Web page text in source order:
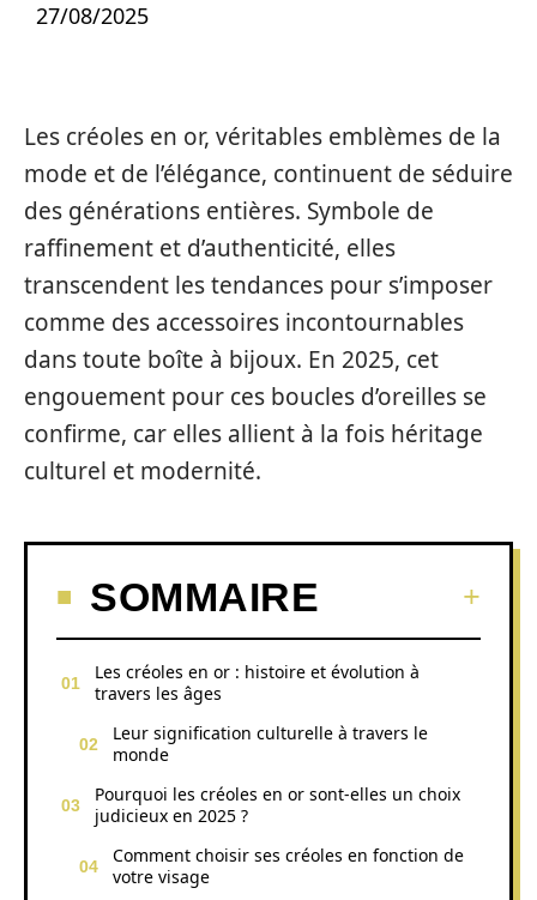
27/08/2025
Les créoles en or, véritables emblèmes de la
mode et de l’élégance, continuent de séduire
des générations entières. Symbole de
raffinement et d’authenticité, elles
transcendent les tendances pour s’imposer
comme des accessoires incontournables
dans toute boîte à bijoux. En 2025, cet
engouement pour ces boucles d’oreilles se
confirme, car elles allient à la fois héritage
culturel et modernité.
SOMMAIRE
Les créoles en or : histoire et évolution à
travers les âges
Leur signification culturelle à travers le
monde
Pourquoi les créoles en or sont-elles un choix
judicieux en 2025 ?
Comment choisir ses créoles en fonction de
votre visage